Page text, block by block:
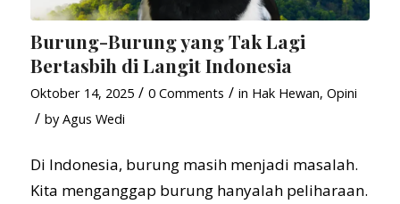
Burung-Burung yang Tak Lagi
Bertasbih di Langit Indonesia
Oktober 14, 2025 / 0 Comments / in Hak Hewan, Opini
/ byAgus Wedi
Di Indonesia, burung masih menjadi masalah.
Kita menganggap burung hanyalah peliharaan.